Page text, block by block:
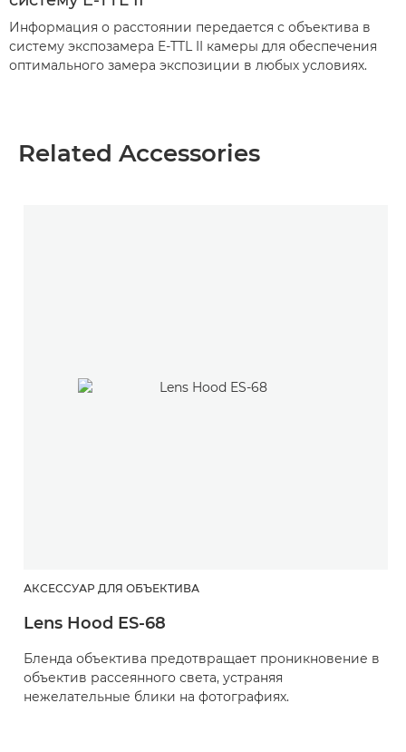
Информация о расстоянии передается с объектива в
систему экспозамера E-TTL II камеры для обеспечения
оптимального замера экспозиции в любых условиях.
Related Accessories
АКСЕССУАР ДЛЯ ОБЪЕКТИВА
Lens Hood ES-68
Бленда объектива предотвращает проникновение в
объектив рассеянного света, устраняя
нежелательные блики на фотографиях.